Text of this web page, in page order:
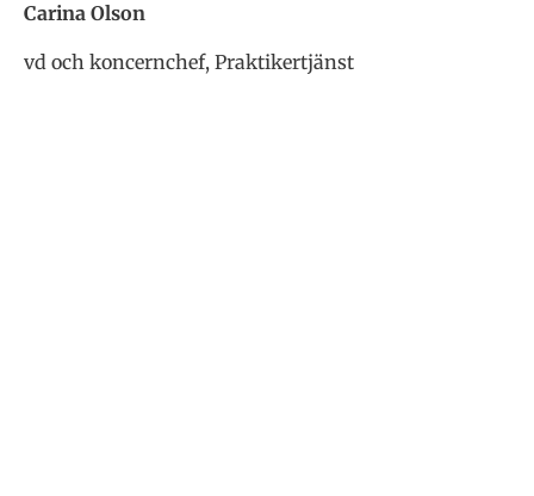
Carina Olson
vd och koncernchef, Praktikertjänst